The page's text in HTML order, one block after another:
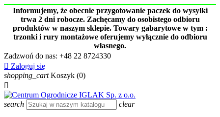
Informujemy, że obecnie przygotowanie paczek do wysyłki
trwa 2 dni robocze. Zachęcamy do osobistego odbioru
produktów w naszym sklepie. Towary gabarytowe w tym :
trzonki i rury montażowe oferujemy wyłącznie do odbioru
własnego.
Zadzwoń do nas: +48 22 8724330
 Zaloguj się
shopping_cart Koszyk (0)

search clear